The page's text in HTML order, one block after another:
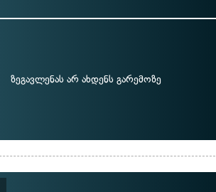
ზეგავლენას არ ახდენს გარემოზე